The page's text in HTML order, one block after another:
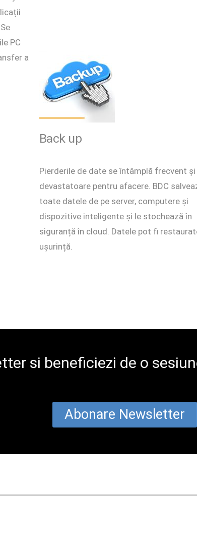
PC
a
Back up
Pierderile de date se întâmplă frecvent
devastatoare pentru afacere. BDC
toate datele de pe server, computere și
dispozitive inteligente și le stochează în
siguranță în cloud. Datele pot fi
ușurință.
si beneficiezi de o
Abonare Newsletter